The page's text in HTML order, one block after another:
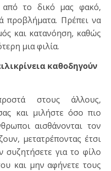
το δικό μας φακό,
προβλήματα. Πρέπει να
και κατανόηση, καθώς
μια φιλία.
καθοδηγούν
στους άλλους,
και μιλήστε όσο πιο
αισθάνονται τον
μετατρέποντας έτσι
για το φίλο
και μην αφήνετε τους